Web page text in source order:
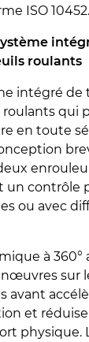
ISO 10452.
roulants
intégré de
qui
en toute
un contrôle
ou avec
à 360°
sur
avant
et
physique.